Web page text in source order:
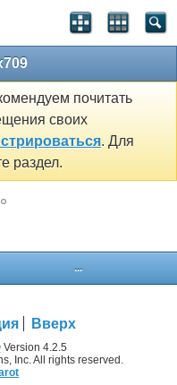
почитать
своих
. Для
раздел.
...
Вверх
Version 4.2.5
Inc. All rights reserved.